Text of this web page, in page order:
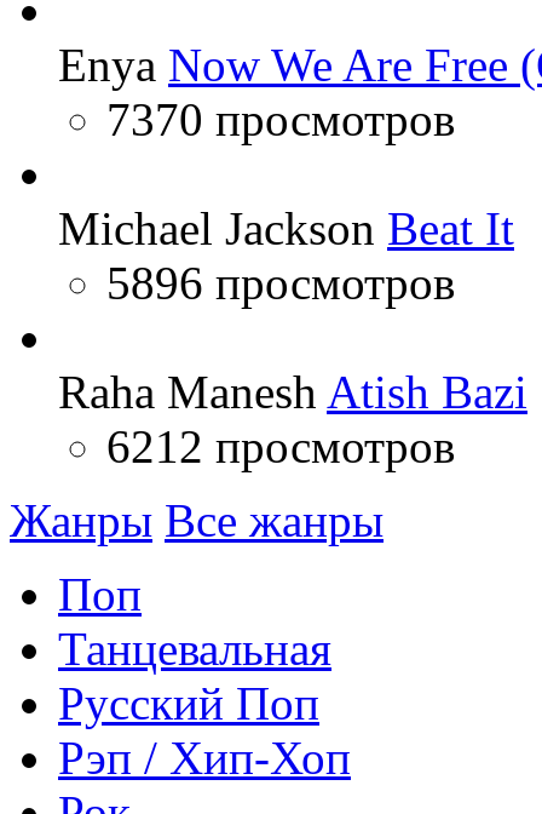
Enya Now We Are Free
7370 просмотров
Michael Jackson Beat It
5896 просмотров
Raha Manesh Atish Bazi
6212 просмотров
Жанры Все жанры
Поп
Танцевальная
Русский Поп
Рэп / Хип-Хоп